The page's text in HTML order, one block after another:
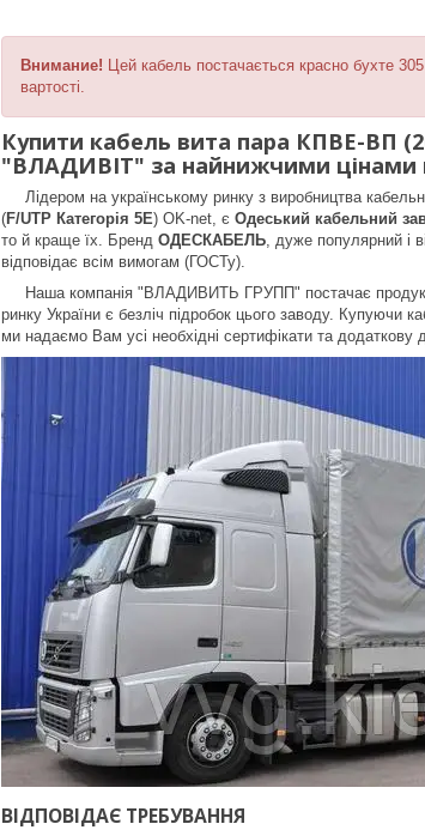
Внимание! Цей кабель постачається красно бухте
вартості.
Купити кабель вита пара КПВЕ-ВП
"ВЛАДИВІТ" за найнижчими цінами
Лідером на українському ринку з виробництва
(F/UTP Категорія 5Е) OK-net, є Одеський кабельний
то й краще їх. Бренд ОДЕСКАБЕЛЬ, дуже популярний і
відповідає всім вимогам (ГОСТу).
Наша компанія "ВЛАДИВИТЬ ГРУПП" постачає
ринку України є безліч підробок цього заводу. Купуючи
ми надаємо Вам усі необхідні сертифікати та додаткову
ВІДПОВІДАЄ ТРЕБУВАННЯ